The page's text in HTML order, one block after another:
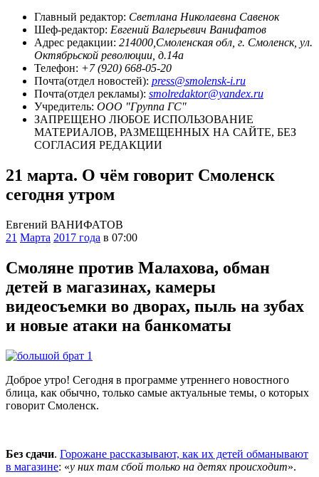
Главный редактор: Светлана Николаевна Савенок
Шеф-редактор: Евгений Валерьевич Ванифатов
Адрес редакции: 214000,Смоленская обл, г. Смоленск, ул.
Октябрьской революции, д.14а
Телефон: +7 (920) 668-05-20
Почта(отдел новостей): press@smolensk-i.ru
Почта(отдел рекламы): smolredaktor@yandex.ru
Учредитель: ООО "Группа ГС"
ЗАПРЕЩЕНО ЛЮБОЕ ИСПОЛЬЗОВАНИЕ
МАТЕРИАЛОВ, РАЗМЕЩЕННЫХ НА САЙТЕ, БЕЗ
СОГЛАСИЯ РЕДАКЦИИ
21 марта. О чём говорит Смоленск
сегодня утром
Евгений ВАНИФАТОВ
21 Марта 2017 года в 07:00
Смоляне против Малахова, обман
детей в магазинах, камеры
видеосъемки во дворах, пыль на зубах
и новые атаки на банкоматы
Доброе утро! Сегодня в программе утреннего новостного
блица, как обычно, только самые актуальные темы, о которых
говорит Смоленск.
Без сдачи. Горожане рассказывают, как их детей обманывают
в магазине: «у них там сбой только на детях происходит».